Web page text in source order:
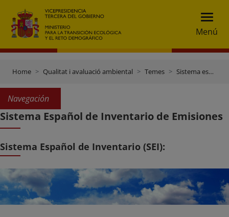
Menú
Home Qualitat i avaluació ambiental Temes Sistema espanyol d'inventari (SEI)
Navegación
Sistema Español de Inventario de Emisiones
Sistema Español de Inventario (SEI):